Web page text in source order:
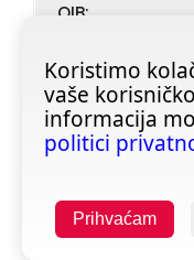
Koristimo
vaše
informacija
politici
Prihvaćam
OIB:
IBAN (PBZ):
IBAN (ZABA):
Copyright © 2025 All